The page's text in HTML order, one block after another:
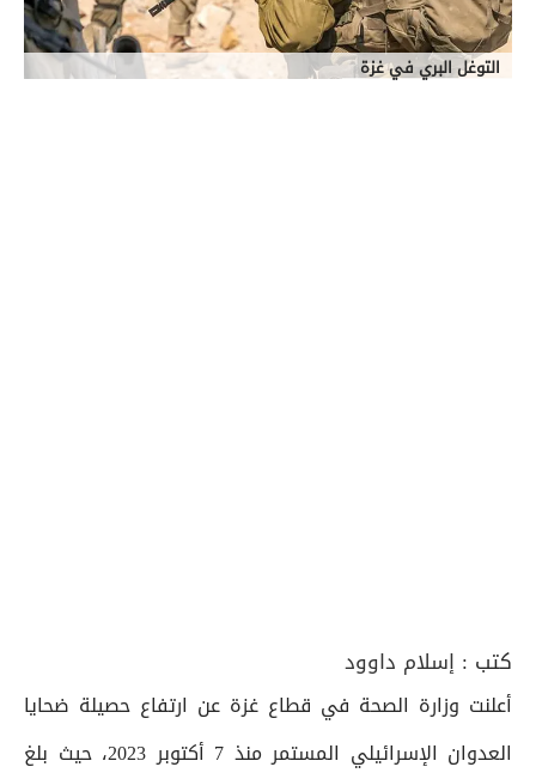
التوغل البري في غزة
كتب : إسلام داوود
أعلنت وزارة الصحة في قطاع غزة عن ارتفاع حصيلة ضحايا
العدوان الإسرائيلي المستمر منذ 7 أكتوبر 2023، حيث بلغ